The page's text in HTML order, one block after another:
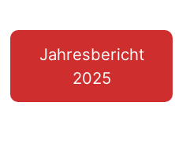
Jahresbericht
2025